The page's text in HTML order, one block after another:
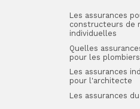
Les assurances
constructeurs de
individuelles
Quelles
pour les
Les assurances
pour l'architecte
Les assurances